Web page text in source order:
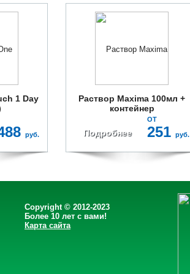
1 Day
руб.
Раствор Maxima 100мл +
контейнер
Подробнее
ОТ
251 руб.
Copyright © 2012-2023
Более 10 лет с вами!
Карта сайта